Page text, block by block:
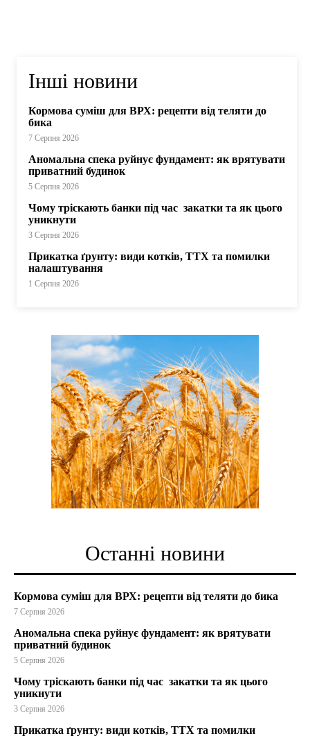
Інші новини
Кормова суміш для ВРХ: рецепти від теляти до
бика
7 Серпня 2026
Аномальна спека руйнує фундамент: як врятувати
приватний будинок
5 Серпня 2026
Чому тріскають банки під час закатки та як цього
уникнути
3 Серпня 2026
Прикатка ґрунту: види котків, ТТХ та помилки
налаштування
1 Серпня 2026
Останні новини
Кормова суміш для ВРХ: рецепти від теляти до бика
7 Серпня 2026
Аномальна спека руйнує фундамент: як врятувати
приватний будинок
5 Серпня 2026
Чому тріскають банки під час закатки та як цього
уникнути
3 Серпня 2026
Прикатка ґрунту: види котків, ТТХ та помилки